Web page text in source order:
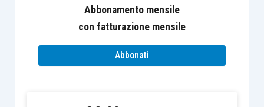
sopravvenienza in base al periodo d’imputazione).
correlate ai versamenti che il socio ha eseguito
Abbonamento mensile
con fatturazione mensile
Abbonati